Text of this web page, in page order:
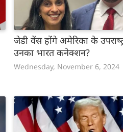
जेडी वेंस होंगे अमेरिका के
उनका भारत कनेक्शन?
Wednesday, November 6, 2024